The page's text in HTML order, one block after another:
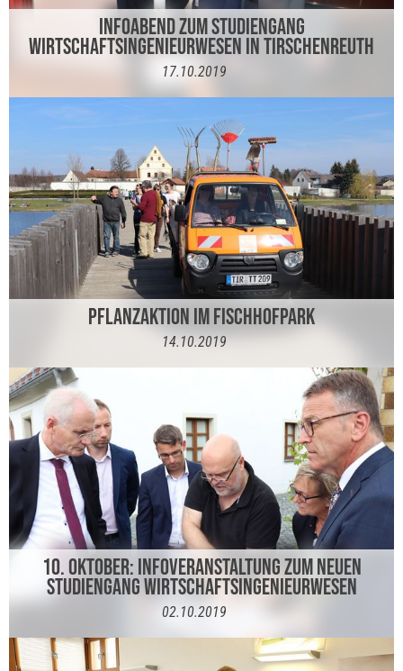
INFOABEND ZUM STUDIENGANG
WIRTSCHAFTSINGENIEURWESEN IN TIRSCHENREUTH
17.10.2019
PFLANZAKTION IM FISCHHOFPARK
14.10.2019
10. OKTOBER: INFOVERANSTALTUNG ZUM NEUEN
STUDIENGANG WIRTSCHAFTSINGENIEURWESEN
02.10.2019